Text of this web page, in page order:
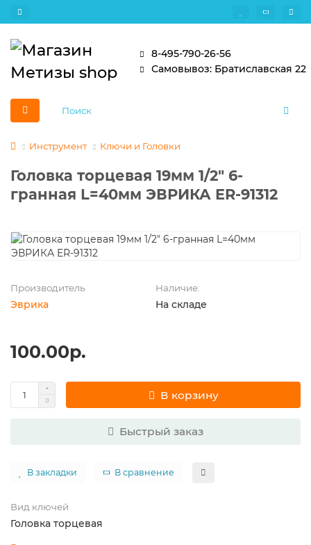
8-495-790-26-56
Самовывоз: Братиславская 22
Инструмент Ключи и Головки
Головка торцевая 19мм 1/2" 6-
гранная L=40мм ЭВРИКА ER-91312
Производитель
Эврика
Наличие:
На складе
100.00р.
В корзину
Быстрый заказ
В закладки В сравнение
Вид ключей
Головка торцевая